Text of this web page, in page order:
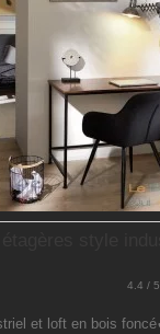
4.4 / 5
et loft en bois